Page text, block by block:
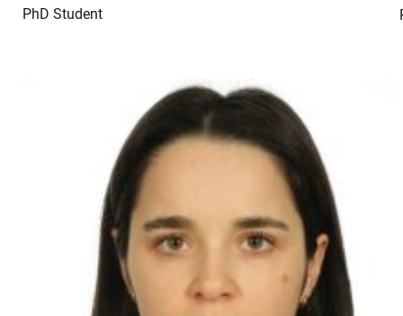
PhD Student